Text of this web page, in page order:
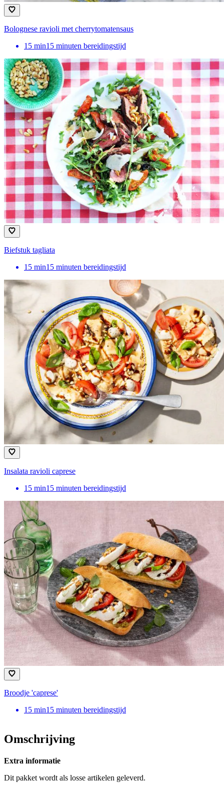
Bolognese ravioli met cherrytomatensaus
15 min15 minuten bereidingstijd
Biefstuk tagliata
15 min15 minuten bereidingstijd
Insalata ravioli caprese
15 min15 minuten bereidingstijd
Broodje 'caprese'
15 min15 minuten bereidingstijd
Omschrijving
Extra informatie
Dit pakket wordt als losse artikelen geleverd.